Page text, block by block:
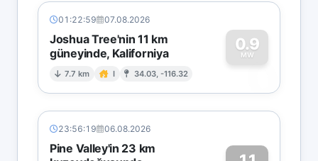
01:22:59 07.08.2026
Joshua Tree'nin 11 km
güneyinde, Kaliforniya
7.7 km I 34.03, -116.32
0.9
MW
0
23:56:19 06.08.2026
Pine Valley'in 23 km